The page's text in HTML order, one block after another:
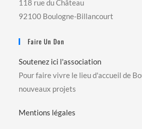
118 rue du Château
92100 Boulogne-Billancourt
Faire Un Don
Soutenez ici l'association
Pour faire vivre le lieu d'accueil de
nouveaux projets
Mentions légales